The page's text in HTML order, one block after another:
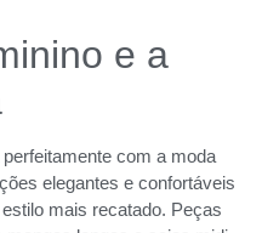
e a
com a moda
elegantes e confortáveis
mais recatado. Peças